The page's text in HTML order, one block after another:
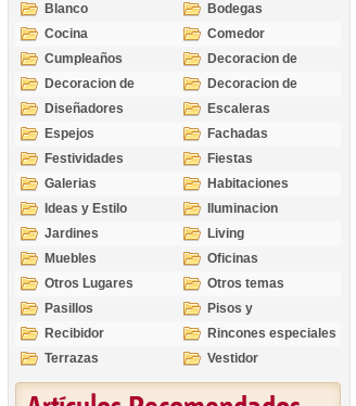
Blanco
Bodegas
Cocina
Comedor
Cumpleaños
Decoracion de
Exteriores
Decoracion de
Interiores
Decoracion de
Ocasiones
Diseñadores
Escaleras
Espejos
Fachadas
Festividades
Fiestas
Galerias
Habitaciones
Ideas y Estilo
Iluminacion
Jardines
Living
Muebles
Oficinas
Otros Lugares
Otros temas
Pasillos
Pisos y
revestimientos
Recibidor
Rincones especiales
Terrazas
Vestidor